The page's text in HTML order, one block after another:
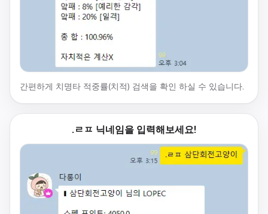
간편하게 치명타 적중률(치적) 검색을 확인 하실 수 있습니다.
.ㄹㅍ 닉네임을 입력해보세요!